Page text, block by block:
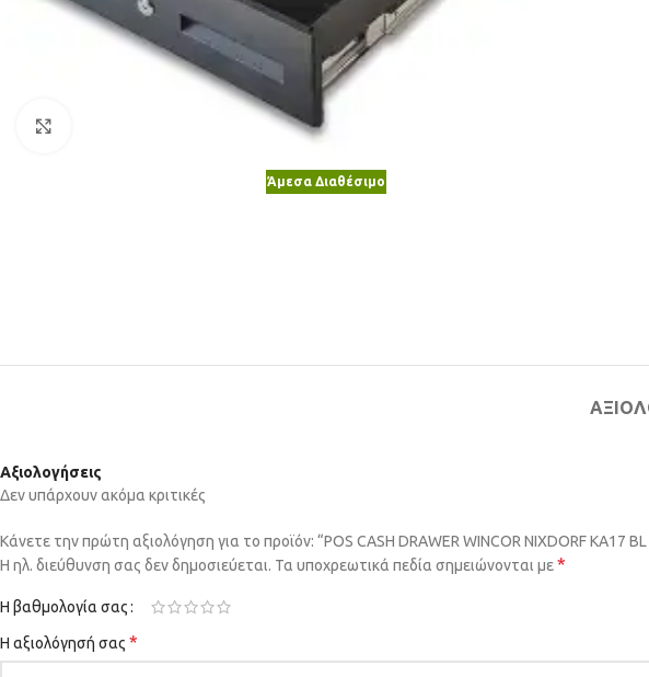
Άμεσα Διαθέσιμο
Αξιολογήσεις
Δεν υπάρχουν ακόμα κριτικές
Κάνετε την πρώτη αξιολόγηση για το προϊόν: “POS CASH DRAWER WINCOR NIXDORF KA17 BL
Η ηλ. διεύθυνση σας δεν δημοσιεύεται. Τα υποχρεωτικά πεδία σημειώνονται με*
Η βαθμολογία σας
Η αξιολόγησή σας *